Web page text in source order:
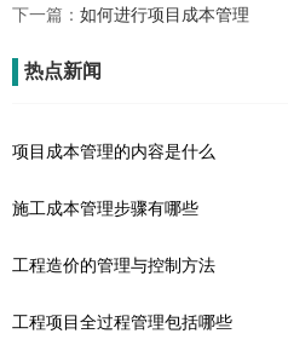
下一篇： 如何进行项目成本管理
热点新闻
项目成本管理的内容是什么
施工成本管理步骤有哪些
工程造价的管理与控制方法
工程项目全过程管理包括哪些